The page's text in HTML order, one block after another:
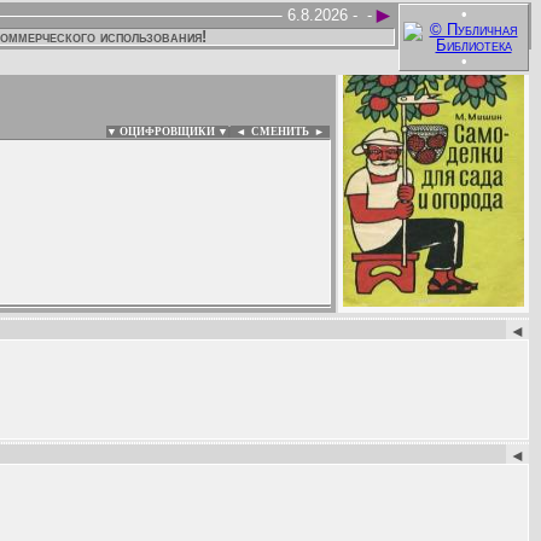
•
•
►
-
6.8.2026 -
использования!
▼ ОЦИФРОВЩИКИ ▼ ◄ СМЕНИТЬ ►
:
◄
◄